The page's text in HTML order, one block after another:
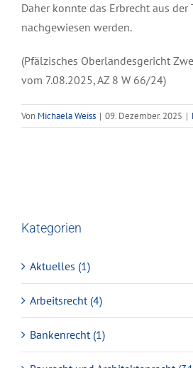
Daher konnte das Erbrecht aus
nachgewiesen werden.
(Pfälzisches Oberlandesgericht
vom 7.08.2025, AZ 8 W 66/24)
Von Michaela Weiss | 09. Dezember. 2025 |
Kategorien
Aktuelles (1)
Arbeitsrecht (4)
Bankenrecht (1)